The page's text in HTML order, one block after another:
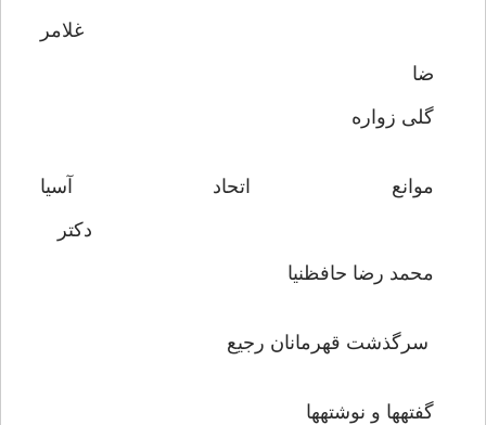
غلامر
ضا
گلى زواره
موانع اتحاد آسيا
دكتر
محمد رضا حافظنيا
سرگذشت قهرمانان رجيع
گفته‏ها و نوشته‏ها